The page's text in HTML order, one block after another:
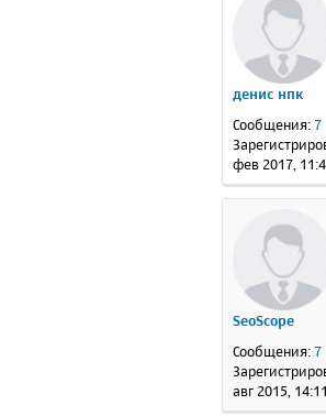
денис нпк
Сообщения: 7
фев 2017,
SeoScope
Сообщения: 7
авг 2015, 14:11